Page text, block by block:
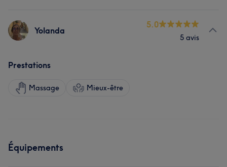
Yolanda
5.0
5 avis
Prestations
Massage Mieux-être
Équipements